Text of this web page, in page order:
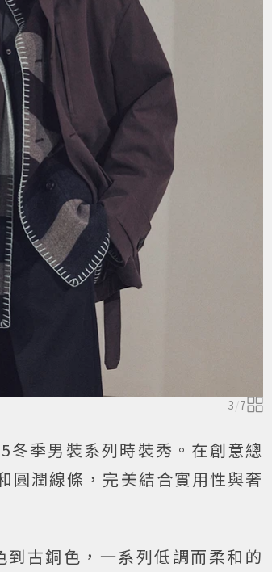
3/7
冬季男裝系列時裝秀。在創意總
潤線條，完美結合實用性與奢
古銅色，一系列低調而柔和的